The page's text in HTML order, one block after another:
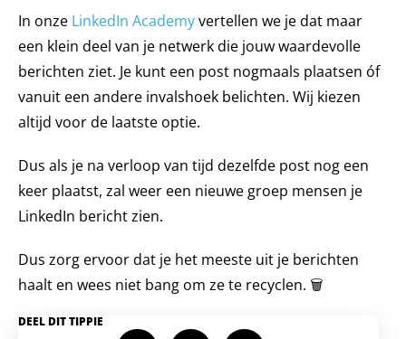
In onze LinkedIn Academyvertellen we je dat maar
een klein deel van je netwerk die jouw waardevolle
berichten ziet. Je kunt een post nogmaals plaatsen óf
vanuit een andere invalshoek belichten. Wij kiezen
altijd voor de laatste optie.
Dus als je na verloop van tijd dezelfde post nog een
keer plaatst, zal weer een nieuwe groep mensen je
LinkedIn bericht zien.
Dus zorg ervoor dat je het meeste uit je berichten
haalt en wees niet bang om ze te recyclen. 🗑
DEEL DIT TIPPIE